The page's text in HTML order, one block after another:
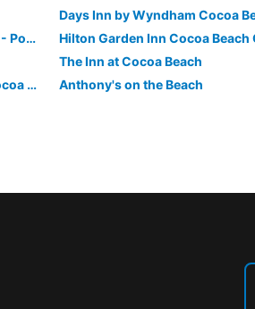
Beachside Hotel & Suites Cocoa Beach - Port Canaveral
Hilton Garden Inn Cocoa Beach
The Inn at Cocoa Beach
La Quinta Inn & Suites by Wyndham Cocoa Beach Oceanfront
Anthony's on the Beach